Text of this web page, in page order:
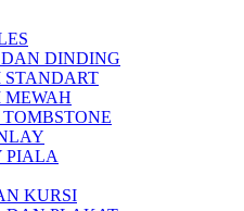
DINDING
PIALA
KURSI